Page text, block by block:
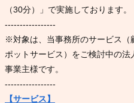
（30分）」で実施しております。
-----------------
※対象は、当事務所のサービス（
ポットサービス）をご検討中の法
事業主様です。
-----------------
【サービス】